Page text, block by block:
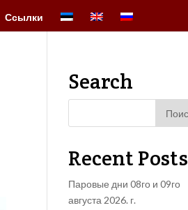
Ссылки
Search
Recent Posts
Паровые дни 08го и 09го
августа 2026. г.